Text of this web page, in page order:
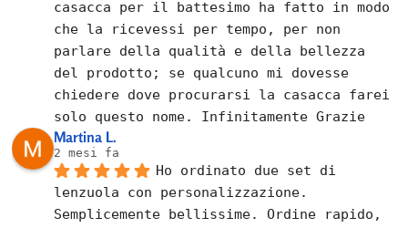
casacca per il battesimo ha fatto in modo
che la ricevessi per tempo, per non
parlare della qualità e della bellezza
del prodotto; se qualcuno mi dovesse
chiedere dove procurarsi la casacca farei
solo questo nome. Infinitamente Grazie
Martina L.
2 mesi fa
Ho ordinato due set di
lenzuola con personalizzazione.
Semplicemente bellissime. Ordine rapido,